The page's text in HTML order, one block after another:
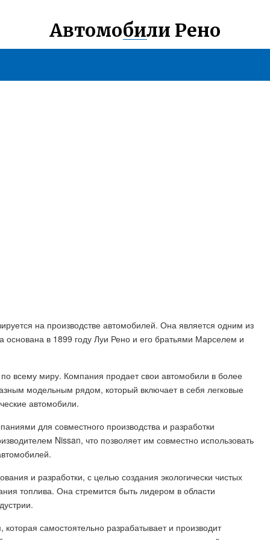
Автомобили Рено
на производстве автомобилей. Она является одним из
в 1899 году Луи Рено и его братьями Марселем и
всему миру. Компания продает свои автомобили в более
модельным рядом, который включает в себя легковые
автомобили.
для совместного производства и разработки
Nissan, что позволяет им совместно использовать
и разработки, с целью создания экологически чистых
топлива. Она стремится быть лидером в области
самостоятельно разрабатывает и производит